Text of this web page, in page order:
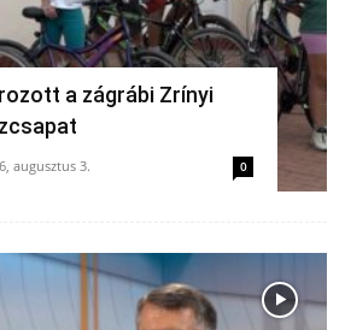
a zágrábi Zrínyi
augusztus 3. 0